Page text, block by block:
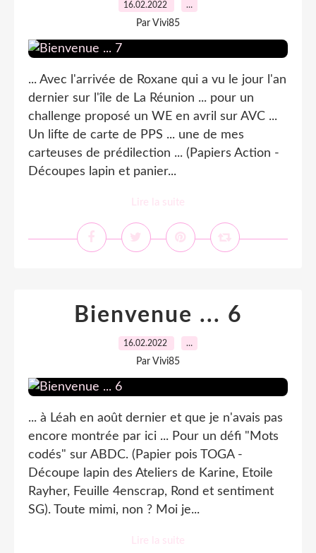
16.02.2022 …
Par Vivi85
... Avec l'arrivée de Roxane qui a vu le jour l'an
dernier sur l'île de La Réunion ... pour un
challenge proposé un WE en avril sur AVC ...
Un lifte de carte de PPS ... une de mes
carteuses de prédilection ... (Papiers Action -
Découpes lapin et panier...
Lire la suite
Bienvenue ... 6
16.02.2022 …
Par Vivi85
... à Léah en août dernier et que je n'avais pas
encore montrée par ici ... Pour un défi "Mots
codés" sur ABDC. (Papier pois TOGA -
Découpe lapin des Ateliers de Karine, Etoile
Rayher, Feuille 4enscrap, Rond et sentiment
SG). Toute mimi, non ? Moi je...
Lire la suite